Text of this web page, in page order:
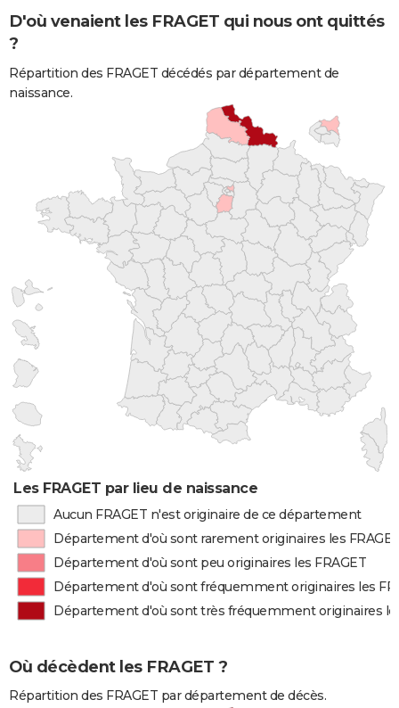
D'où venaient les FRAGET qui nous ont quittés
?
Répartition des FRAGET décédés par département de
naissance.
Les FRAGET par lieu de naissance
Aucun FRAGET n'est originaire de ce département
Département d'où sont rarement originaires les
Département d'où sont peu originaires les FRAGET
Département d'où sont fréquemment originaires les
Département d'où sont très fréquemment originaires
Où décèdent les FRAGET ?
Répartition des FRAGET par département de décès.